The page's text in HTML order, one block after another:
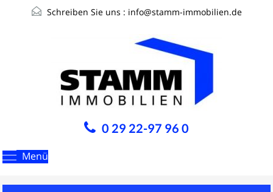
Schreiben Sie uns : info@stamm-immobilien.de
0 29 22-97 96 0
Menü